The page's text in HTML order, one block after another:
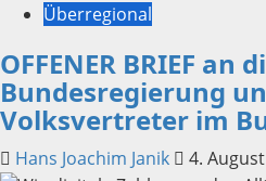
Überregional
OFFENER BRIEF an
Bundesregierung
Volksvertreter im
Hans Joachim Janik 4.